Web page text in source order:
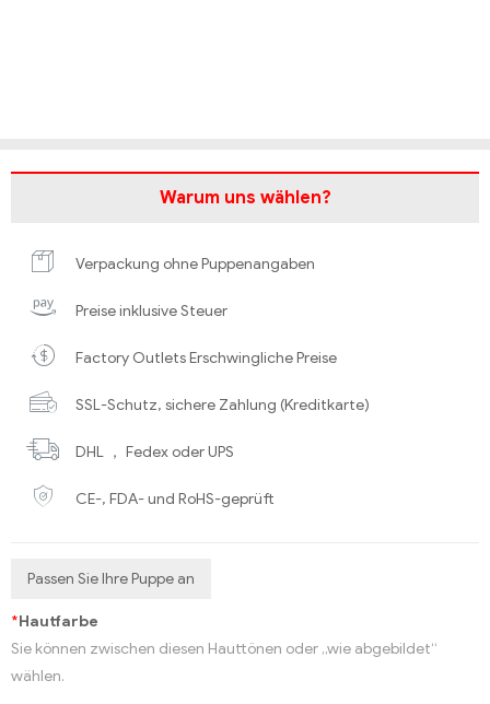
Warum uns wählen?
Verpackung ohne Puppenangaben
Preise inklusive Steuer
Factory Outlets Erschwingliche Preise
SSL-Schutz, sichere Zahlung (Kreditkarte)
DHL ， Fedex oder UPS
CE-, FDA- und RoHS-geprüft
Passen Sie Ihre Puppe an
*Hautfarbe
Sie können zwischen diesen Hauttönen oder „wie abgebildet“
wählen.